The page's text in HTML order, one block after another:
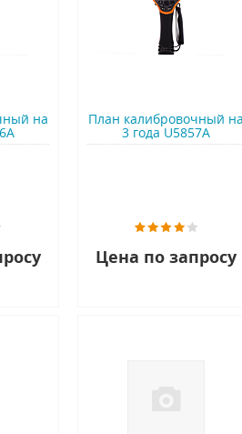
на План калибровочный на
3 года U5857A
Цена по запросу